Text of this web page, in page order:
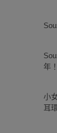
年！
小
耳